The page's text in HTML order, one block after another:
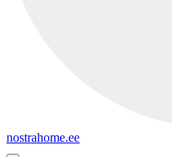
nostrahome.ee